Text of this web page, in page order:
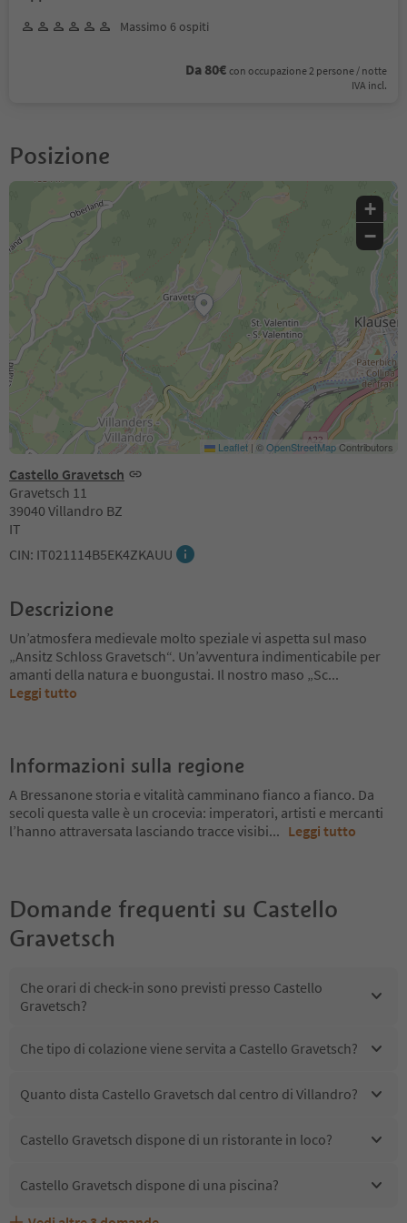
Massimo 6 ospiti
Da 80€ con occupazione 2 persone / notte
IVA incl.
Posizione
Castello Gravetsch
Gravetsch 11
39040 Villandro BZ
IT
CIN: IT021114B5EK4ZKAUU
+
−
Leaflet | ©OpenStreetMapContributors
Descrizione
Un’atmosfera medievale molto speziale vi aspetta sul maso
„Ansitz Schloss Gravetsch“. Un’avventura indimenticabile per
amanti della natura e buongustai. Il nostro maso „Sc...
Leggi tutto
Informazioni sulla regione
A Bressanone storia e vitalità camminano fianco a fianco. Da
secoli questa valle è un crocevia: imperatori, artisti e mercanti
l’hanno attraversata lasciando tracce visibi... Leggi tutto
Domande frequenti su Castello
Gravetsch
Che orari di check-in sono previsti presso Castello
Gravetsch?
Che tipo di colazione viene servita a Castello Gravetsch?
Quanto dista Castello Gravetsch dal centro di Villandro?
Castello Gravetsch dispone di un ristorante in loco?
Castello Gravetsch dispone di una piscina?